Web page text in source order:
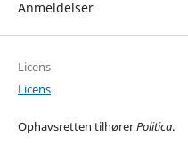
Anmeldelser
Licens
Licens
Ophavsretten tilhørerPolitica.